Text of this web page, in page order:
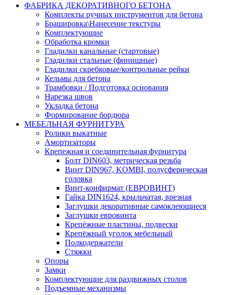
ФАБРИКА ДЕКОРАТИВНОГО БЕТОНА
Комплекты ручных инструментов для бетона
Брашировка\Нанесение текстуры
Комплектующие
Обработка кромки
Гладилки канальные (стартовые)
Гладилки стальные (финишные)
Гладилки скребковые/контрольные рейки
Кельмы для бетона
Трамбовки / Подготовка основания
Нарезка швов
Укладка бетона
Формирование бордюра
МЕБЕЛЬНАЯ ФУРНИТУРА
Ролики выкатные
Амортизаторы
Крепежная и соединительная фурнитура
Болт DIN603, метрическая резьба
Винт DIN967, KOMBI, полусферическая
головка
Винт-конфирмат (ЕВРОВИНТ)
Гайка DIN1624, крыльчатая, врезная
Заглушки декоративные самоклеющиеся
Заглушки евровинта
Крепёжные пластины, подвески
Крепёжный уголок мебельный
Полкодержатели
Стяжки
Опоры
Замки
Комплектующие для раздвижных столов
Подъемные механизмы